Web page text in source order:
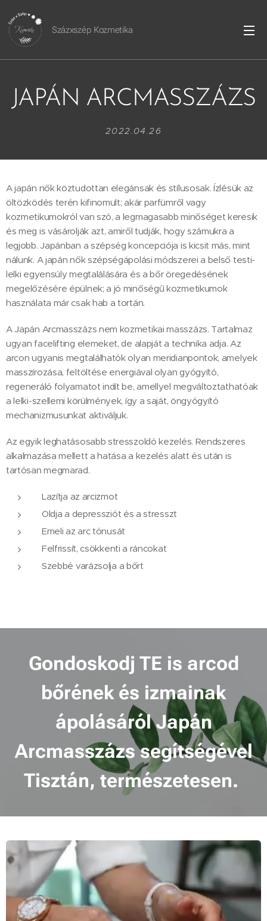
Százxszép Kozmetika
JAPÁN ARCMASSZÁZS
2022.04.26
A japán nők köztudottan elegánsak és stílusosak. Ízlésük az
öltözködés terén kifinomult; akár parfümről vagy
kozmetikumokról van szó, a legmagasabb minőséget keresik
és meg is vásárolják azt, amiről tudják, hogy számukra a
legjobb. Japánban a szépség koncepciója is kicsit más, mint
nálunk. A japán nők szépségápolási módszerei a belső testi-
lelki egyensúly megtalálására és a bőr öregedésének
megelőzésére épülnek; a jó minőségű kozmetikumok
használata már csak hab a tortán.
A Japán Arcmasszázs nem kozmetikai masszázs. Tartalmaz
ugyan facelifting elemeket, de alapját a technika adja. Az
arcon ugyanis megtalálhatók olyan meridianpontok, amelyek
masszírozása, feltöltése energiával olyan gyógyító,
regeneráló folyamatot indít be, amellyel megváltoztathatóak
a lelki-szellemi körülmények, így a saját, öngyógyító
mechanizmusunkat aktiváljuk.
Az egyik leghatásosabb stresszoldó kezelés. Rendszeres
alkalmazása mellett a hatása a kezelés alatt és után is
tartósan megmarad.
Lazítja az arcizmot
Oldja a depressziót és a stresszt
Emeli az arc tónusát
Felfrissít, csökkenti a ráncokat
Szebbé varázsolja a bőrt
Gondoskodj TE is arcod
bőrének és izmainak
ápolásáról Japán
Arcmasszázs segítségével
Tisztán, természetesen.